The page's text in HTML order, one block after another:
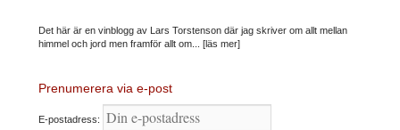
Det här är en vinblogg av Lars Torstenson där jag skriver om allt mellan
himmel och jord men framför allt om... [läs mer]
Prenumerera via e-post
E-postadress: